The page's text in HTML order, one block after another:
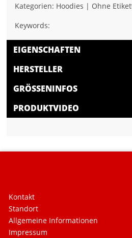
Kategorien: Hoodies | Ohne
Keywords:
EIGENSCHAFTEN
HERSTELLER
GRÖSSENINFOS
PRODUKTVIDEO
Kontakt
Standort
Allgemeine Informationen
Impressum